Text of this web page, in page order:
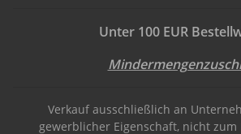
Unter 100 EUR
Verkauf ausschließlich an
gewerblicher Eigenschaft, nicht zum